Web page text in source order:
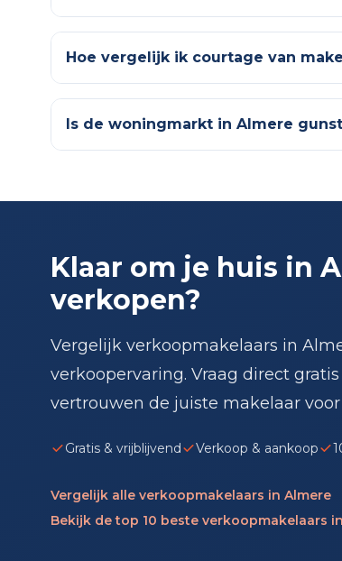
Hoe vergelijk ik courtage van
Is de woningmarkt in Almere
Klaar om je huis in
verkopen?
Vergelijk verkoopmakelaars in
verkoopervaring. Vraag direct
vertrouwen de juiste makelaar
Gratis & vrijblijvend Verkoop & aankoop
Vergelijk alle verkoopmakelaars in Almere
Bekijk de top 10 beste verkoopmakelaars